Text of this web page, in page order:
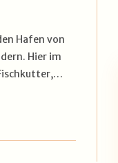
Hafen von
Hier im